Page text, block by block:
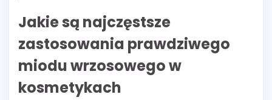
Jakie są najczęstsze
zastosowania prawdziwego
miodu wrzosowego w
kosmetykach